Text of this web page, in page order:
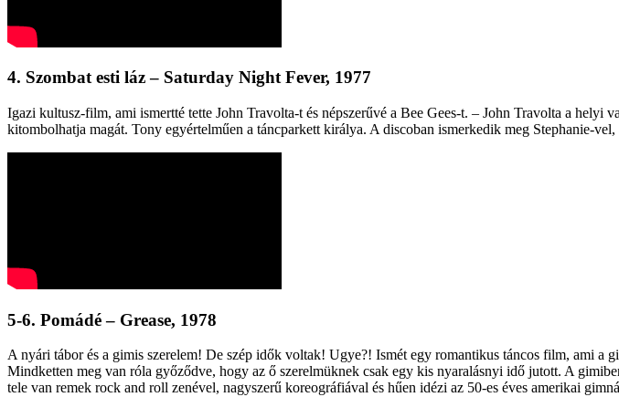
4. Szombat esti láz – Saturday Night Fever, 1977
Igazi kultusz-film, ami ismertté tette John Travolta-t és népszerűvé a Bee Gees-t. – John Travolta a
kitombolhatja magát. Tony egyértelműen a táncparkett királya. A discoban ismerkedik meg Stephanie-
5-6. Pomádé – Grease, 1978
A nyári tábor és a gimis szerelem! De szép idők voltak! Ugye?! Ismét egy romantikus táncos film, ami
Mindketten meg van róla győződve, hogy az ő szerelmüknek csak egy kis nyaralásnyi idő jutott. A
tele van remek rock and roll zenével, nagyszerű koreográfiával és hűen idézi az 50-es éves amerikai